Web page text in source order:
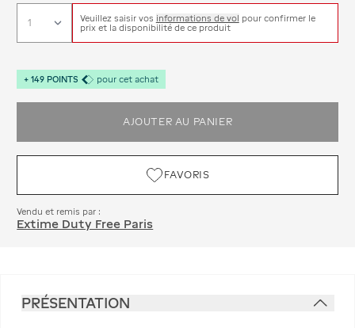
Veuillez saisir vos informations de vol pour confirmer le
prix et la disponibilité de ce produit
+ 149 POINTS pour cet achat
AJOUTER AU PANIER
FAVORIS
Vendu et remis par :
Extime Duty Free Paris
PRÉSENTATION